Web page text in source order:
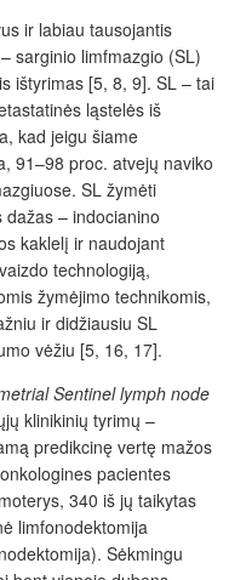
ir labiau tausojantis
sarginio limfmazgio (SL)
ištyrimas [5, 8, 9]. SL – tai
ląstelės iš
kad jeigu šiame
91–98 proc. atvejų naviko
SL žymėti
– indocianino
kaklelį ir naudojant
technologiją,
žymėjimo technikomis,
ir didžiausiu SL
vėžiu [5, 16, 17].
Sentinel lymph node
klinikinių tyrimų –
predikcinę vertę mažos
onkologines pacientes
moterys, 340 iš jų taikytas
limfonodektomija
Sėkmingu